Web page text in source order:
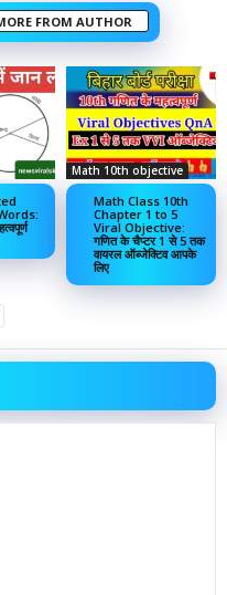
FROM AUTHOR
Math 10th objective
Math Class 10th
Chapter 1 to 5
Viral Objective:
गणित के चैप्टर 1 से 5 तक
वायरल ऑब्जेक्टिव आपके
लिए